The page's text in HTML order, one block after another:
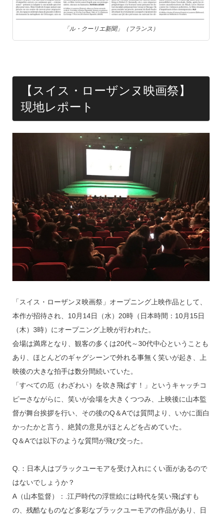
「ル・クーリエ新聞」（フランス）
【スイス・ローザンヌ映画祭】
現地レポート
「スイス・ローザンヌ映画祭」オープニング上映作品として、
本作が招待され、10月14日（水）20時（日本時間：10月15日
（木）3時）にオープニング上映が行われた。
会場は満席となり、観客の多くは20代～30代中心ということも
あり、ほとんどのギャグシーンで外れる事無く笑いが起き、上
映後の大きな拍手は数分間続いていた。
「すべての厄（わざわい）を吹き飛ばす！」というキャッチコ
ピーさながらに、笑いが会場を大きくつつみ、上映後に山本監
督が舞台挨拶を行い、その後のQ＆Aでは質問より、いかに面白
かったかと言う、絶賛の意見がほとんどを占めていた。
Q＆Aでは以下のような質問が飛び交った。
Q.：日本人はブラックユーモアを受け入れにくい面があるので
はないでしょうか？
A（山本監督）：.江戸時代の浮世絵には時代を笑い飛ばすも
の、残酷なものなど多彩なブラックユーモアの作品があり、日